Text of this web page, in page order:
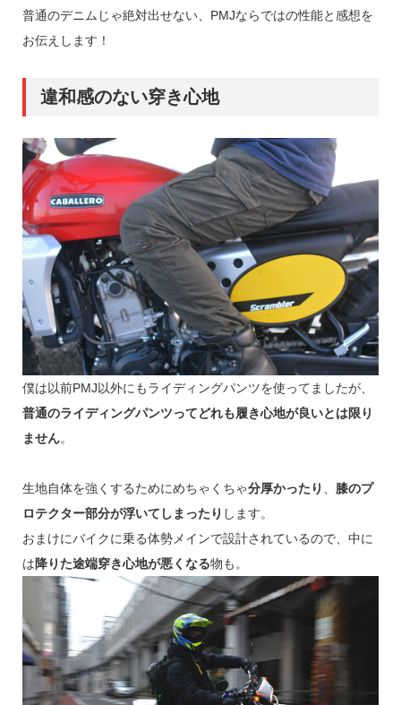
普通のデニムじゃ絶対出せない、PMJならではの性能と感想を
お伝えします！
違和感のない穿き心地
僕は以前PMJ以外にもライディングパンツを使ってましたが、
普通のライディングパンツってどれも履き心地が良いとは限り
ません。
生地自体を強くするためにめちゃくちゃ分厚かったり 、 膝のプ
ロテクター部分が浮いてしまったり します。
おまけにバイクに乗る体勢メインで設計されているので、中に
は降りた途端穿き心地が悪くなる物も。